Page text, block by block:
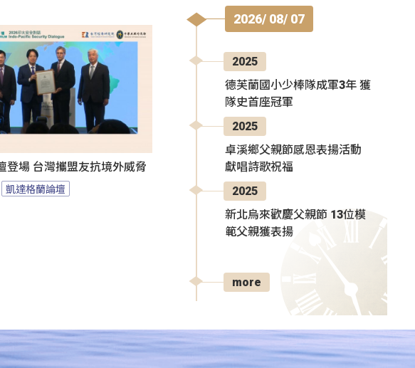
登場 台灣攜盟友抗境外威脅
凱達格蘭論壇
2026/ 08/ 07
2025
德芙蘭國小少棒隊成軍3年 獲
隊史首座冠軍
2025
卓溪鄉父親節感恩表揚活動
獻唱詩歌祝福
2025
新北烏來歡慶父親節 13位模
範父親獲表揚
more